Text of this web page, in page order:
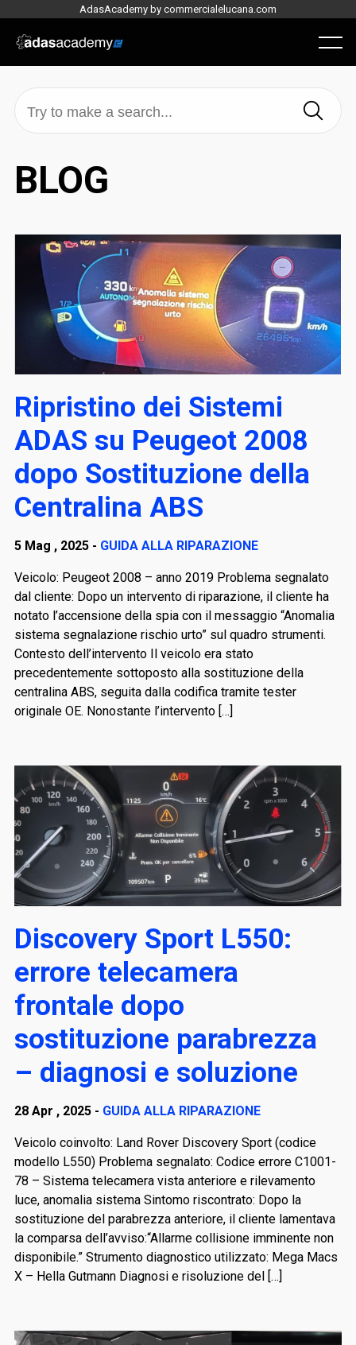
to
content
AdasAcademy by commercialelucana.com
Menu
BLOG
Ripristino dei Sistemi
ADAS su Peugeot 2008
dopo Sostituzione della
Centralina ABS
5 Mag , 2025 - GUIDA ALLA RIPARAZIONE
Veicolo: Peugeot 2008 – anno 2019 Problema segnalato
dal cliente: Dopo un intervento di riparazione, il cliente ha
notato l’accensione della spia con il messaggio “Anomalia
sistema segnalazione rischio urto” sul quadro strumenti.
Contesto dell’intervento Il veicolo era stato
precedentemente sottoposto alla sostituzione della
centralina ABS, seguita dalla codifica tramite tester
originale OE. Nonostante l’intervento […]
Discovery Sport L550:
errore telecamera
frontale dopo
sostituzione parabrezza
– diagnosi e soluzione
28 Apr , 2025 - GUIDA ALLA RIPARAZIONE
Veicolo coinvolto: Land Rover Discovery Sport (codice
modello L550) Problema segnalato: Codice errore C1001-
78 – Sistema telecamera vista anteriore e rilevamento
luce, anomalia sistema Sintomo riscontrato: Dopo la
sostituzione del parabrezza anteriore, il cliente lamentava
la comparsa dell’avviso:“Allarme collisione imminente non
disponibile.” Strumento diagnostico utilizzato: Mega Macs
X – Hella Gutmann Diagnosi e risoluzione del […]